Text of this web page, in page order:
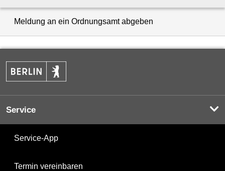
Meldung an ein Ordnungsamt abgeben
Service
Service-App
Termin vereinbaren